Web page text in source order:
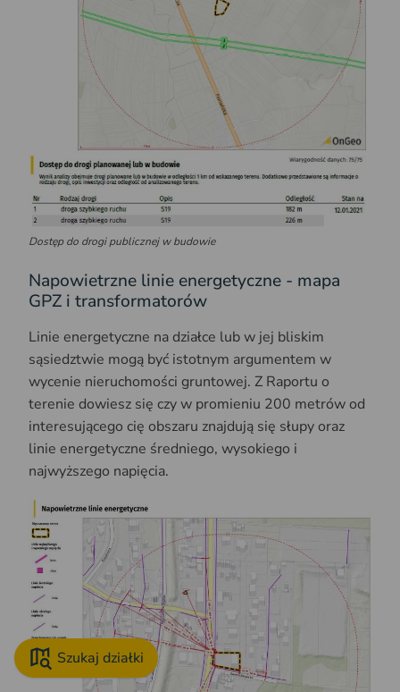
Dostęp do drogi publicznej w budowie
Napowietrzne linie energetyczne - mapa
GPZ i transformatorów
Linie energetyczne na działce lub w jej bliskim
sąsiedztwie mogą być istotnym argumentem w
wycenie nieruchomości gruntowej. Z Raportu o
terenie dowiesz się czy w promieniu 200 metrów od
interesującego cię obszaru znajdują się słupy oraz
linie energetyczne średniego, wysokiego i
najwyższego napięcia.
Szukaj działki